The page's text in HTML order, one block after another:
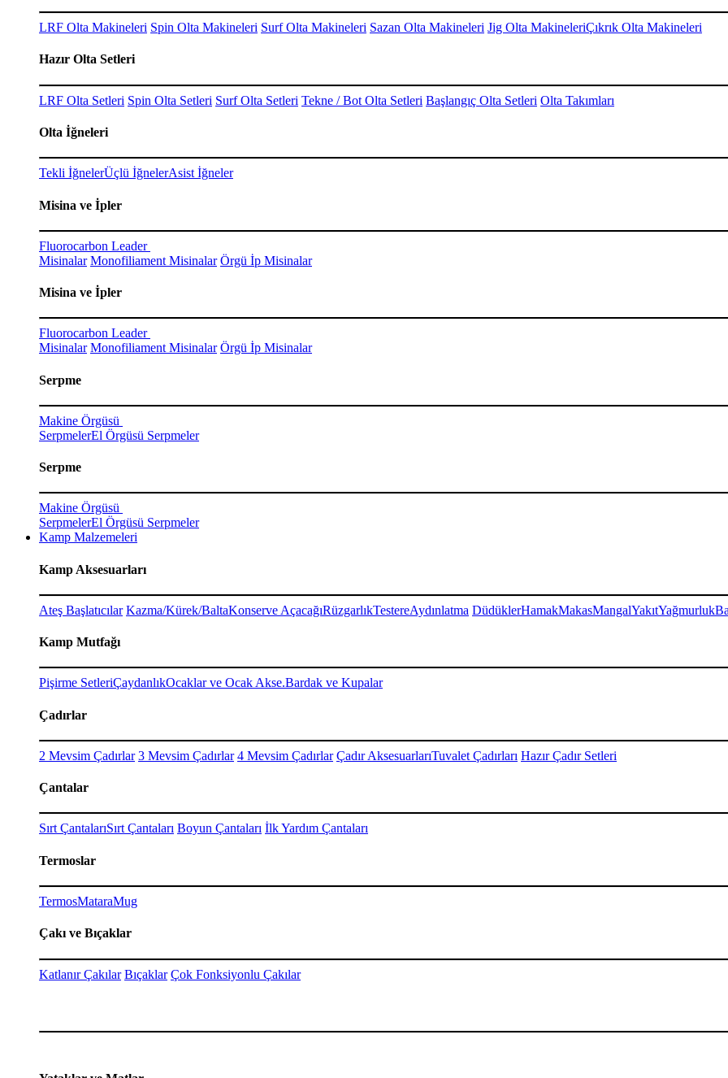
LRF Olta Makineleri Spin Olta Makineleri Surf Olta Makineleri Sazan Olta Makineleri Jig Olta MakineleriÇıkrık Olta Makineleri
Hazır Olta Setleri
LRF Olta Setleri Spin Olta Setleri Surf Olta Setleri Tekne / Bot Olta Setleri Başlangıç Olta Setleri Olta Takımları
Olta İğneleri
Tekli İğnelerÜçlü İğnelerAsist İğneler
Misina ve İpler
Fluorocarbon Leader
Misinalar Monofiliament Misinalar Örgü İp Misinalar
Misina ve İpler
Fluorocarbon Leader
Misinalar Monofiliament Misinalar Örgü İp Misinalar
Serpme
Makine Örgüsü
SerpmelerEl Örgüsü Serpmeler
Serpme
Makine Örgüsü
SerpmelerEl Örgüsü Serpmeler
Kamp Malzemeleri
Kamp Aksesuarları
Ateş Başlatıcılar Kazma/Kürek/BaltaKonserve AçacağıRüzgarlıkTestereAydınlatma DüdüklerHamakMakasMangalYakıtYağmurluk
Kamp Mutfağı
Pişirme SetleriÇaydanlıkOcaklar ve Ocak Akse.Bardak ve Kupalar
Çadırlar
2 Mevsim Çadırlar 3 Mevsim Çadırlar 4 Mevsim Çadırlar Çadır AksesuarlarıTuvalet Çadırları Hazır Çadır Setleri
Çantalar
Sırt ÇantalarıSırt Çantaları Boyun Çantaları İlk Yardım Çantaları
Termoslar
TermosMataraMug
Çakı ve Bıçaklar
Katlanır Çakılar Bıçaklar Çok Fonksiyonlu Çakılar